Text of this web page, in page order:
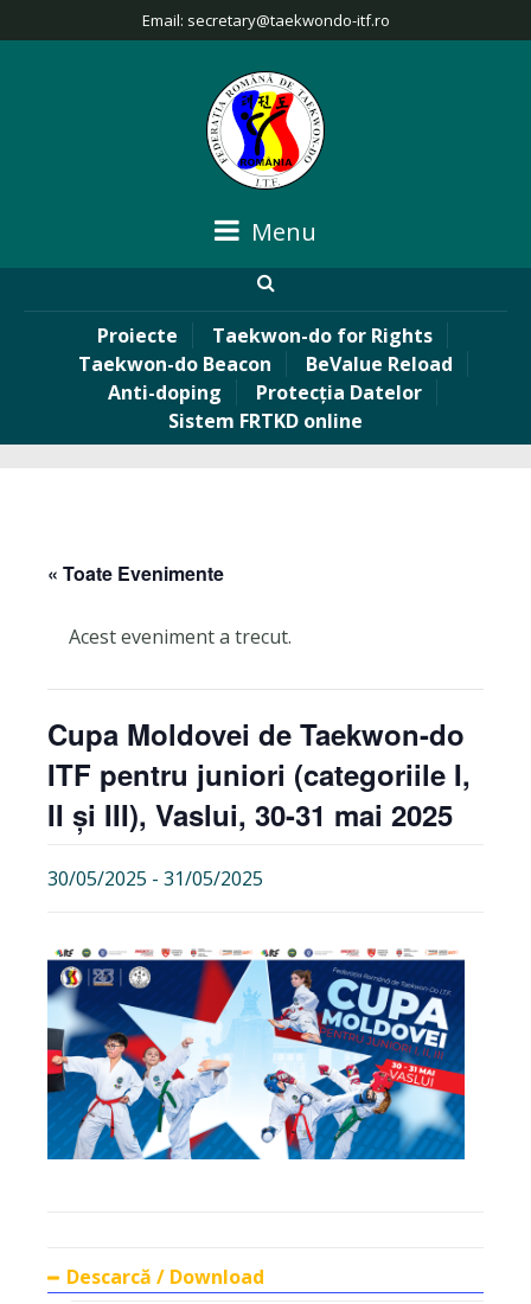
Email: secretary@taekwondo-itf.ro
Menu
Proiecte
Taekwon-do for Rights
Taekwon-do Beacon
BeValue Reload
Anti-doping
Protecția Datelor
Sistem FRTKD online
« Toate Evenimente
Acest eveniment a trecut.
Cupa Moldovei de Taekwon-do
ITF pentru juniori (categoriile I,
II și III), Vaslui, 30-31 mai 2025
30/05/2025 - 31/05/2025
Descarcă / Download